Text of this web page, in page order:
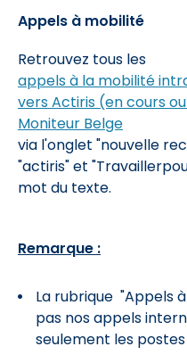
Appels à mobilité
Retrouvez tous les
appels à la mobilité
vers Actiris (en cours
Moniteur Belge
via l'onglet "nouvelle
"actiris" et
mot du texte.
Remarque :
La rubrique "Appels
pas nos appels
seulement les postes